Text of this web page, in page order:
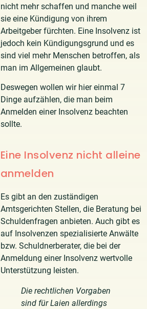
nicht mehr schaffen und manche weil
sie eine Kündigung von ihrem
Arbeitgeber fürchten. Eine Insolvenz ist
jedoch kein Kündigungsgrund und es
sind viel mehr Menschen betroffen, als
man im Allgemeinen glaubt.
Deswegen wollen wir hier einmal 7
Dinge aufzählen, die man beim
Anmelden einer Insolvenz beachten
sollte.
Eine Insolvenz nicht alleine
anmelden
Es gibt an den zuständigen
Amtsgerichten Stellen, die Beratung bei
Schuldenfragen anbieten. Auch gibt es
auf Insolvenzen spezialisierte Anwälte
bzw. Schuldnerberater, die bei der
Anmeldung einer Insolvenz wertvolle
Unterstützung leisten.
Die rechtlichen Vorgaben
sind für Laien allerdings